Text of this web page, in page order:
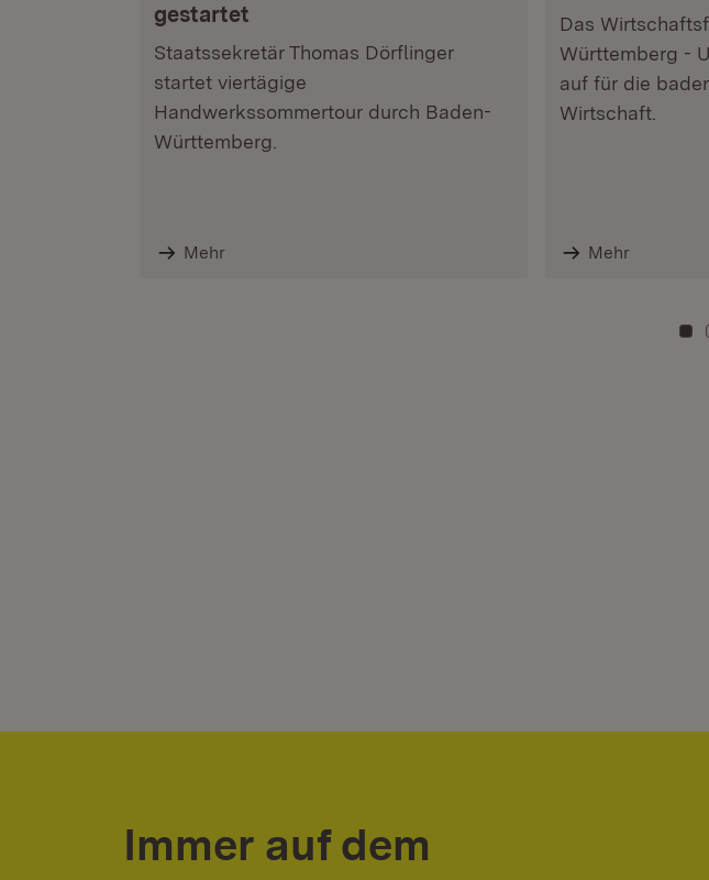
gestartet
Staatssekretär Thomas Dörflinger
startet viertägige
Handwerkssommertour durch Baden-
Württemberg.
Mehr
Das
Württemberg -
auf für die
Wirtschaft.
Mehr
Immer auf dem